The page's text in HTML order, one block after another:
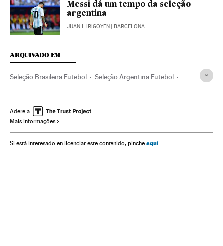
Messi dá um tempo da seleção
argentina
JUAN I. IRIGOYEN | BARCELONA
ARQUIVADO EM
Seleção Brasileira Futebol Seleção Argentina Futebol
Seleções esportivas Brasil
América Latina
Adere a
Mais informações
Si está interesado en licenciar este contenido, pinche aquí